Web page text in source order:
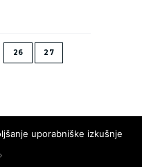
26 27
uporabniške izkušnje
obiskanosti strani.